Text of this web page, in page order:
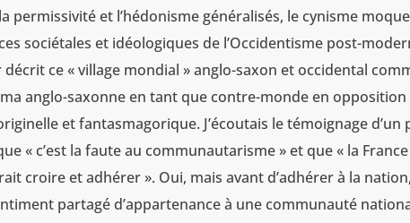
permissivité et l’hédonisme généralisés, le cynisme
sociétales et idéologiques de l’Occidentisme post-
décrit ce « village mondial » anglo-saxon et occidental
anglo-saxonne en tant que contre-monde en opposition
et fantasmagorique. J’écoutais le témoignage
« c’est la faute au communautarisme » et que « la
croire et adhérer ». Oui, mais avant d’adhérer à la
partagé d’appartenance à une communauté